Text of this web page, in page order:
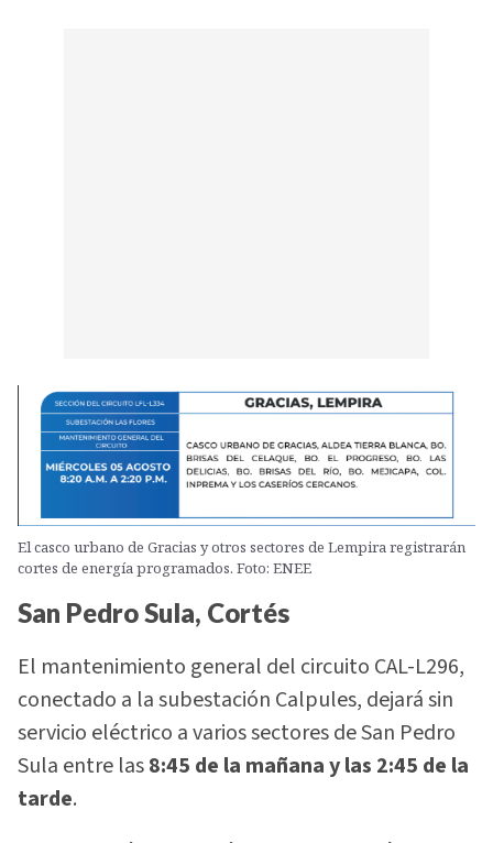
El casco urbano de Gracias y otros sectores de Lempira registrarán
cortes de energía programados. Foto: ENEE
San Pedro Sula, Cortés
El mantenimiento general del circuito CAL-L296,
conectado a la subestación Calpules, dejará sin
servicio eléctrico a varios sectores de San Pedro
Sula entre las8:45 de la mañana y las 2:45 de la
tarde.